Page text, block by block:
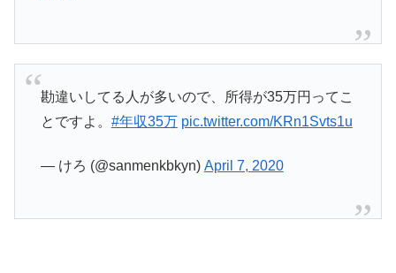
勘違いしてる人が多いので、所得が35万円ってこ
とですよ。 #年収35万 pic.twitter.com/KRn1Svts1u
— けろ (@sanmenkbkyn) April 7, 2020